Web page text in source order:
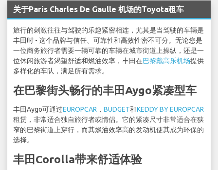
关于Paris Charles De Gaulle 机场的Toyota租车
旅行的刺激往往与驾驶的乐趣紧密相连，尤其是当驾驶的车辆是
丰田时 - 这个品牌与信任、可靠性和高效性密不可分。无论您是
一位商务旅行者需要一辆可靠的车辆在城市街道上操纵，还是一
位休闲旅游者渴望舒适和燃油效率，丰田在巴黎戴高乐机场提供
多样化的车队，满足所有需求。
在巴黎街头畅行的丰田Aygo紧凑型车
丰田Aygo可通过EUROPCAR ， BUDGET和KEDDY BY EUROPCAR
租赁，非常适合独自旅行者或情侣。它的紧凑尺寸非常适合在狭
窄的巴黎街道上穿行，而其燃油效率高的发动机使其成为环保的
选择。
丰田Corolla带来舒适体验